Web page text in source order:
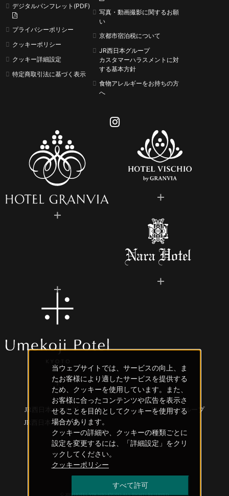
デジタルパンフレット(PDF)
プライバシーポリシー
クッキーポリシー
クッキー詳細設定
特定商取引法に基づく表示
写真・動画撮影に関するお願
い
京都市宿泊税について
JR西日本グループ
カスタマーハラスメントに対
する基本方針
食物アレルギーをお持ちの方
へ
JR西日本ホテルズ
JRホテルグループ
JR西日本 創造事業
© 2019 HOTEL VISCHIO KYOTO. All Rights Reserved.
当ウェブサイトでは、サービスの向上、ま
たお客様により適したサービスを提供する
ため、クッキーを使用しています。また、
お客様に合ったコンテンツや広告を表示さ
せることを目的としてクッキーを使用する
場合があります。
クッキーの詳細や、クッキーの種類ごとに
設定を変更するには、「詳細設定」をクリ
ックしてください。
クッキーポリシー
すべて許可